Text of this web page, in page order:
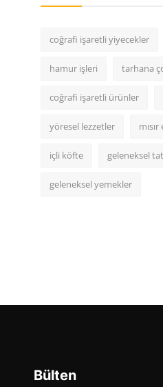
coğrafi işaretli yiyecekler
hamur işleri tarhana
coğrafi işaretli ürünler
yöresel lezzetler
içli köfte geleneksel
geleneksel yemekler
Bülten